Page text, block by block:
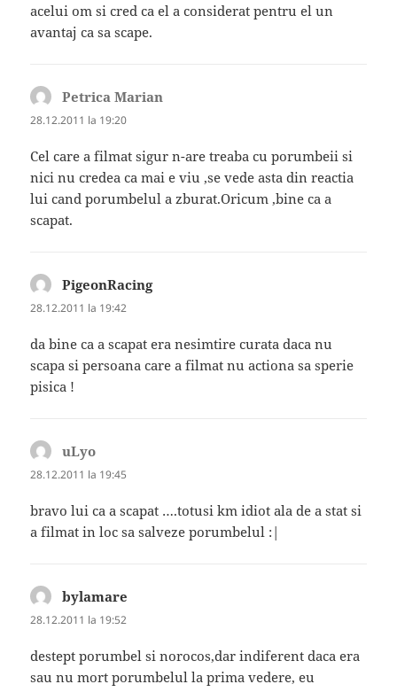
acelui om si cred ca el a considerat pentru el un
avantaj ca sa scape.
Petrica Marian
28.12.2011 la 19:20
Cel care a filmat sigur n-are treaba cu porumbeii si
nici nu credea ca mai e viu ,se vede asta din reactia
lui cand porumbelul a zburat.Oricum ,bine ca a
scapat.
PigeonRacingspune:
28.12.2011 la 19:42
da bine ca a scapat era nesimtire curata daca nu
scapa si persoana care a filmat nu actiona sa sperie
pisica !
uLyo
28.12.2011 la 19:45
bravo lui ca a scapat ….totusi km idiot ala de a stat si
a filmat in loc sa salveze porumbelul :|
bylamare
28.12.2011 la 19:52
destept porumbel si norocos,dar indiferent daca era
sau nu mort porumbelul la prima vedere, eu